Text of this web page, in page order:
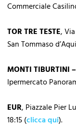
Commerciale
TOR TRE TESTE,
San Tommaso
MONTI TIBURTINI
Ipermercato
EUR, Piazzale Pier
18:15 (clicca qui).